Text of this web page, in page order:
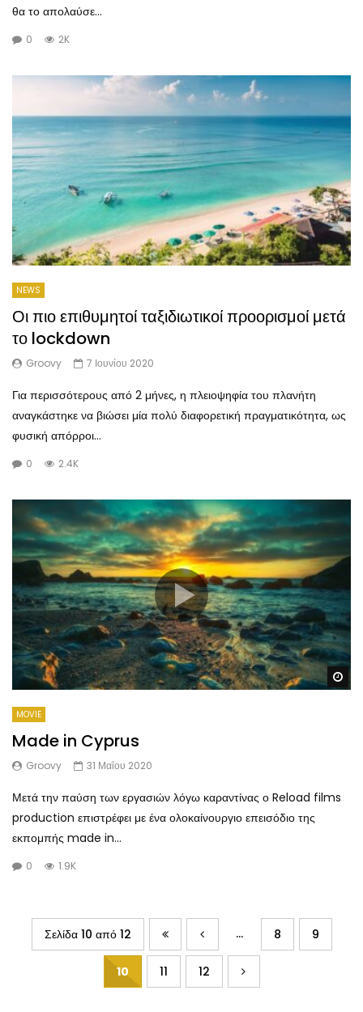
θα το απολαύσε...
0 2K
NEWS
Οι πιο επιθυμητοί ταξιδιωτικοί προορισμοί μετά
το lockdown
Groovy 7 Ιουνίου 2020
Για περισσότερους από 2 μήνες, η πλειοψηφία του πλανήτη
αναγκάστηκε να βιώσει μία πολύ διαφορετική πραγματικότητα, ως
φυσική απόρροι...
0 2.4K
MOVIE
Made in Cyprus
Groovy 31 Μαΐου 2020
Μετά την παύση των εργασιών λόγω καραντίνας ο Reload films
production επιστρέφει με ένα ολοκαίνουργιο επεισόδιο της
εκπομπής made in...
0 1.9K
Σελίδα 10 από 12 ... 8 9
10 11 12